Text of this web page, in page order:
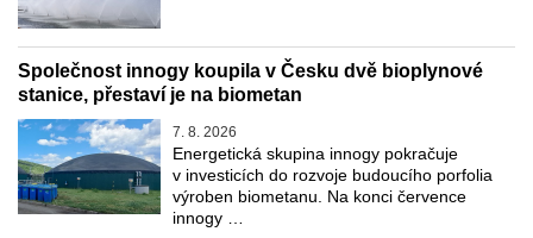
Společnost innogy koupila v Česku dvě bioplynové
stanice, přestaví je na biometan
7. 8. 2026
Energetická skupina innogy pokračuje
v investicích do rozvoje budoucího porfolia
výroben biometanu. Na konci července
innogy …